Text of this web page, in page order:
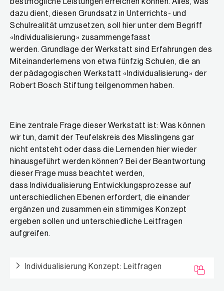
dazu dient, diesen Grundsatz in Unterrichts- und
Schulrealität umzusetzen, soll hier unter dem Begriff
«Individualisierung» zusammengefasst
werden. Grundlage der Werkstatt sind Erfahrungen des
Miteinanderlernens von etwa fünfzig Schulen, die an
der pädagogischen Werkstatt «Individualisierung» der
Robert Bosch Stiftung teilgenommen haben.
Eine zentrale Frage dieser Werkstatt ist: Was können
wir tun, damit der Teufelskreis des Misslingens gar
nicht entsteht oder dass die Lernenden hier wieder
hinausgeführt werden können? Bei der Beantwortung
dieser Frage muss beachtet werden,
dass Individualisierung Entwicklungsprozesse auf
unterschiedlichen Ebenen erfordert, die einander
ergänzen und zusammen ein stimmiges Konzept
ergeben sollen und unterschiedliche Leitfragen
aufgreifen.
Individualisierung Konzept: Leitfragen